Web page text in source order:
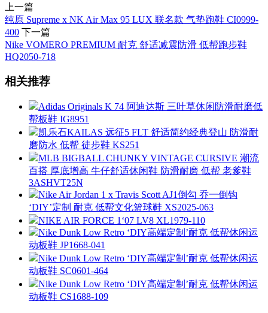
上一篇
纯原 Supreme x NK Air Max 95 LUX 联名款 气垫跑鞋 CI0999-
400 下一篇
Nike VOMERO PREMIUM 耐克 舒适减震防滑 低帮跑步鞋
HQ2050-718
相关推荐
Adidas Originals K 74 阿迪达斯 三叶草休闲防滑耐磨低
帮板鞋 IG8951
凯乐石KAILAS 远征5 FLT 舒适简约经典登山 防滑耐
磨防水 低帮 徒步鞋 KS251
MLB BIGBALL CHUNKY VINTAGE CURSIVE 潮流
百搭 厚底增高 牛仔舒适休闲鞋 防滑耐磨 低帮 老爹鞋
3ASHVT25N
Nike Air Jordan 1 x Travis Scott AJ1倒勾 乔一倒钩
‘DIY’定制 耐克 低帮文化篮球鞋 XS2025-063
NIKE AIR FORCE 1‘07 LV8 XL1979-110
Nike Dunk Low Retro ‘DIY高端定制’耐克 低帮休闲运
动板鞋 JP1668-041
Nike Dunk Low Retro ‘DIY高端定制’耐克 低帮休闲运
动板鞋 SC0601-464
Nike Dunk Low Retro ‘DIY高端定制’耐克 低帮休闲运
动板鞋 CS1688-109